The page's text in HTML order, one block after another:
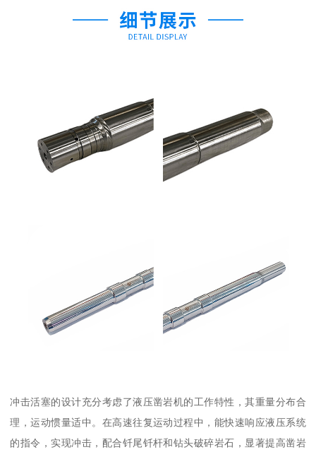
冲击活塞的设计充分考虑了液压凿岩机的工作特性，其重量分布合
理，运动惯量适中。在高速往复运动过程中，能快速响应液压系统
的指令，实现冲击，配合钎尾钎杆和钻头破碎岩石，显著提高凿岩